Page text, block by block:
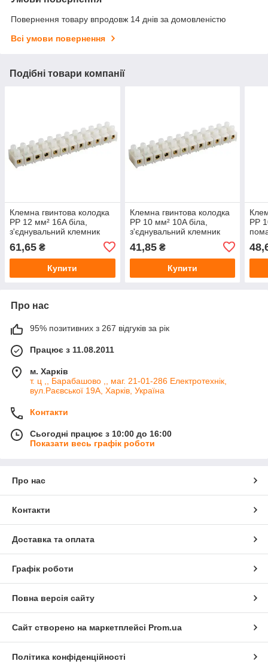
Повернення товару впродовж 14 днів за домовленістю
Всі умови повернення
Подібні товари компанії
Клемна гвинтова колодка
PP 12 мм² 16A біла,
з'єднувальний клемник
блок
61,65 ₴
Купити
Клемна гвинтова колодка
PP 10 мм² 10A біла,
з'єднувальний клемник
блок
41,85₴
Купити
PP
для
блок
Про нас
95% позитивних з 267 відгуків за рік
Працює з 11.08.2011
м. Харків
т. ц ,, Барабашово ,, маг. 21-01-286 Електротехнік,
вул.Раєвської 19А, Харків, Україна
Контакти
Сьогодні працює з 10:00 до 16:00
Показати весь графік роботи
Про нас
Контакти
Доставка та оплата
Графік роботи
Повна версія сайту
Сайт створено на маркетплейсі Prom.ua
Політика конфіденційності